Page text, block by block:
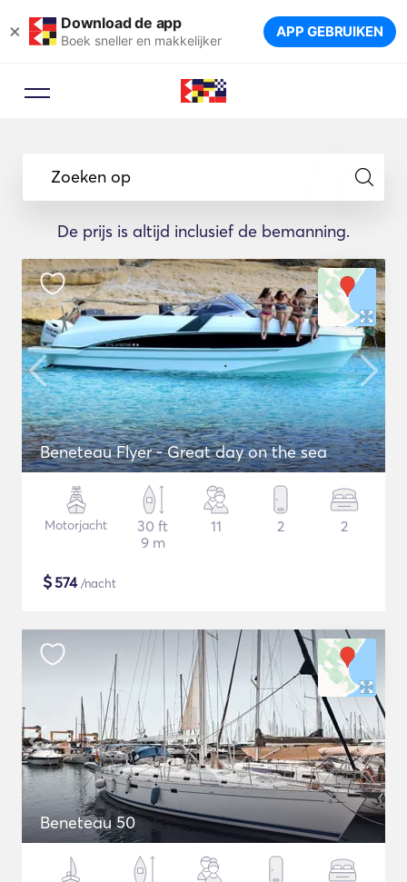
× Download de app
Boek sneller en makkelijker APP GEBRUIKEN
Zoeken op
De prijs is altijd inclusief de bemanning.
Beneteau Flyer - Great day on the sea
Motorjacht
30 ft
9 m
11 2 2
$574/nacht
Beneteau 50